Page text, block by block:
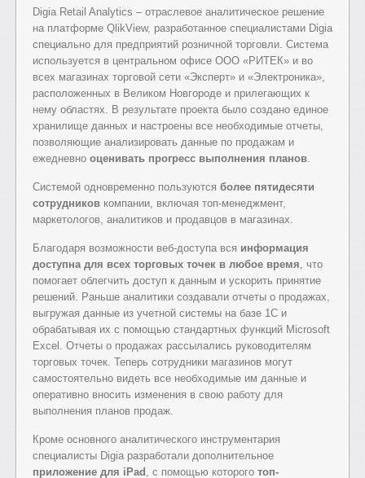
Digia Retail Analytics – отраслевое аналитическое решение
на платформе QlikView, разработанное специалистами Digia
специально для предприятий розничной торговли. Система
используется в центральном офисе ООО «РИТЕК» и во
всех магазинах торговой сети «Эксперт» и «Электроника»,
расположенных в Великом Новгороде и прилегающих к
нему областях. В результате проекта было создано единое
хранилище данных и настроены все необходимые отчеты,
позволяющие анализировать данные по продажам и
ежедневно оценивать прогресс выполнения планов.
Системой одновременно пользуются более пятидесяти
сотрудников компании, включая топ-менеджмент,
маркетологов, аналитиков и продавцов в магазинах.
Благодаря возможности веб-доступа вся информация
доступна для всех торговых точек в любое время, что
помогает облегчить доступ к данным и ускорить принятие
решений. Раньше аналитики создавали отчеты о продажах,
выгружая данные из учетной системы на базе 1С и
обрабатывая их с помощью стандартных функций Microsoft
Excel. Отчеты о продажах рассылались руководителям
торговых точек. Теперь сотрудники магазинов могут
самостоятельно видеть все необходимые им данные и
оперативно вносить изменения в свою работу для
выполнения планов продаж.
Кроме основного аналитического инструментария
специалисты Digia разработали дополнительное
приложение для iPad , с помощью которого топ-